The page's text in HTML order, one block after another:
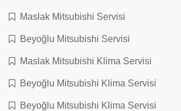
Maslak Mitsubishi Servisi
Beyoğlu Mitsubishi Servisi
Maslak Mitsubishi Klima Servisi
Beyoğlu Mitsubishi Klima Servisi
Beyoğlu Mitsubishi Klima Servisi